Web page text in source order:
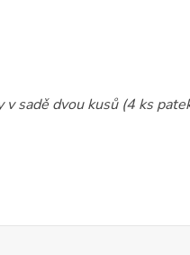
sadě dvou kusů (4 ks